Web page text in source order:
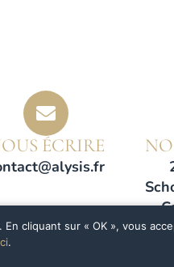
ÉCRIRE
cliquant sur « OK », vous
.